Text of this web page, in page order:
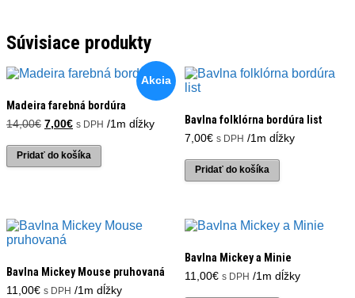
Súvisiace produkty
Akcia
Madeira farebná bordúra
14,00€ Pôvodná
bola:
14,00€.
7,00€Aktuálna
je:
7,00€.
s DPH /1m dĺžky
Pridať do košíka
Bavlna folklórna bordúra list
7,00€ s DPH /1m dĺžky
Pridať do košíka
Bavlna Mickey Mouse pruhovaná
11,00€ s DPH /1m dĺžky
Bavlna Mickey a Minie
11,00€ s DPH /1m dĺžky